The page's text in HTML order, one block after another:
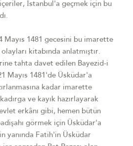
İstanbul'a geçmek için bu
Mayıs 1481 gecesini bu imarette
kitabında anlatmıştır.
tahta davet edilen Bayezid-i
Mayıs 1481'de Üsküdar'a
kadar imarette
ve kayık hazırlayarak
erkânı gibi, hemen bütün
görmek için Üsküdar'a
yanında Fatih'in Üsküdar